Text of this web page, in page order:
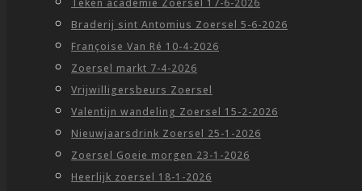
Teken academie Zoersel 17-6-2026
Braderij sint Antomius Zoersel 5-6-2026
Françoise Van Ré 10-4-2026
Zoersel markt 7-4-2026
Vrijwilligersbeurs Zoersel
Valentijn wandeling Zoersel 15-2-2026
Nieuwjaarsdrink Zoersel 25-1-2026
Zoersel Goeie morgen 23-1-2026
Heerlijk zoersel 18-1-2026